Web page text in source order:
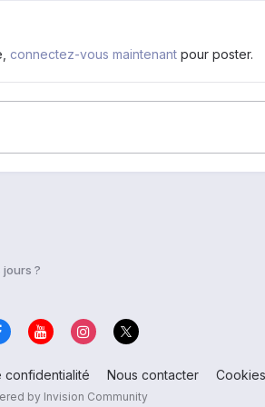
connectez-vous maintenant pour poster.
?
confidentialité Nous contacter Cookies
by Invision Community